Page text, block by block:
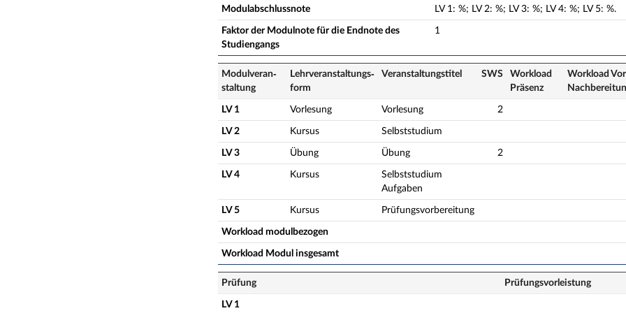
Modulabschlussnote LV 1: %; LV 2: %; LV 3: %; LV 4: %; LV 5: %.
Faktor der Modulnote für die Endnote des
Studiengangs
1
Modulveran­
staltung
Lehrveranstaltungs­
form
Veranstaltungs­titel SWS
Workload
Präsenz
Workload
LV 1 Vorlesung Vorlesung 2
LV 2 Kursus Selbststudium
LV 3 Übung Übung 2
LV 4 Kursus
Selbststudium
Aufgaben
LV 5 Kursus Prüfungsvorbereitung
Workload modulbezogen
Workload Modul insgesamt
Prüfung Prüfungsvorleistung
LV 1